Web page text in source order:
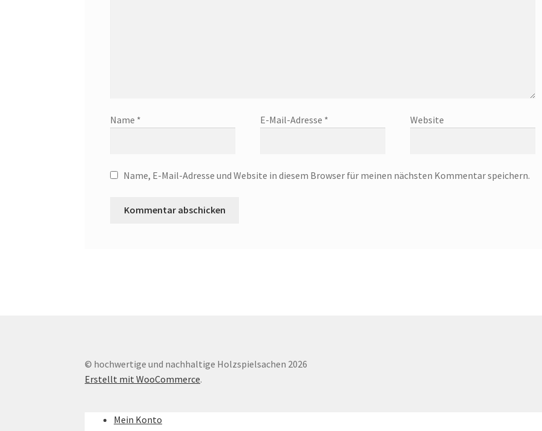
Name * E-Mail-Adresse * Website
Name, E-Mail-Adresse und Website in diesem Browser für meinen nächsten Kommentar speichern.
© hochwertige und nachhaltige Holzspielsachen 2026
Erstellt mit WooCommerce.
Mein Konto